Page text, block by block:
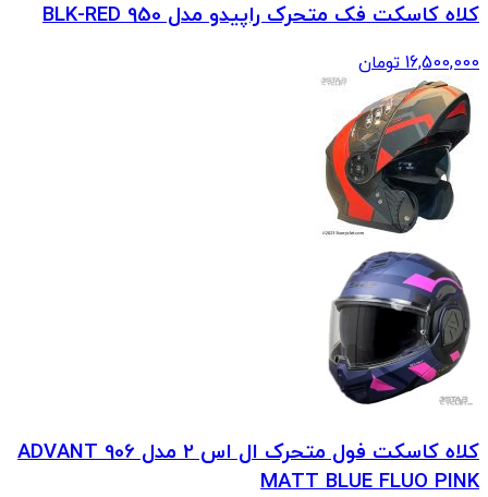
کلاه کاسکت فک متحرک راپیدو مدل 950 BLK-RED
16,500,000 تومان
کلاه کاسکت فول متحرک ال اس 2 مدل ADVANT 906
MATT BLUE FLUO PINK